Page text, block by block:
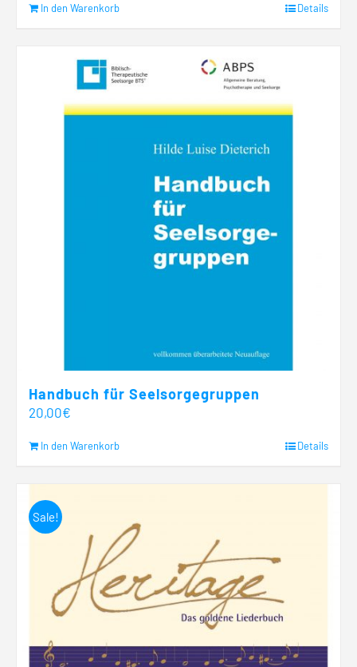
In den Warenkorb Details
Handbuch für Seelsorgegruppen
20,00€
In den Warenkorb Details
Sale!